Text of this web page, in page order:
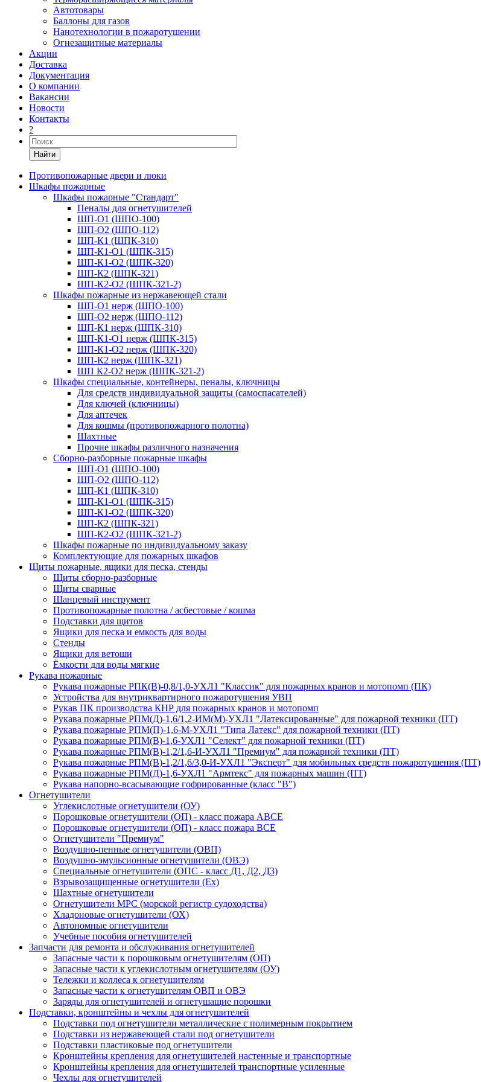
Автотовары
Баллоны для газов
Нанотехнологии в пожаротушении
Огнезащитные материалы
Акции
Доставка
Документация
О компании
Вакансии
Новости
Контакты
?
Найти
Противопожарные двери и люки
Шкафы пожарные
Шкафы пожарные "Стандарт"
Пеналы для огнетушителей
ШП-О1 (ШПО-100)
ШП-О2 (ШПО-112)
ШП-К1 (ШПК-310)
ШП-К1-О1 (ШПК-315)
ШП-К1-О2 (ШПК-320)
ШП-К2 (ШПК-321)
ШП-К2-О2 (ШПК-321-2)
Шкафы пожарные из нержавеющей стали
ШП-О1 нерж (ШПО-100)
ШП-О2 нерж (ШПО-112)
ШП-К1 нерж (ШПК-310)
ШП-К1-О1 нерж (ШПК-315)
ШП-К1-О2 нерж (ШПК-320)
ШП-К2 нерж (ШПК-321)
ШП К2-О2 нерж (ШПК-321-2)
Шкафы специальные, контейнеры, пеналы, ключницы
Для средств индивидуальной защиты (самоспасателей)
Для ключей (ключницы)
Для аптечек
Для кошмы (противопожарного полотна)
Шахтные
Прочие шкафы различного назначения
Сборно-разборные пожарные шкафы
ШП-О1 (ШПО-100)
ШП-О2 (ШПО-112)
ШП-К1 (ШПК-310)
ШП-К1-О1 (ШПК-315)
ШП-К1-О2 (ШПК-320)
ШП-К2 (ШПК-321)
ШП-К2-О2 (ШПК-321-2)
Шкафы пожарные по индивидуальному заказу
Комплектующие для пожарных шкафов
Щиты пожарные, ящики для песка, стенды
Щиты сборно-разборные
Щиты сварные
Шанцевый инструмент
Противопожарные полотна / асбестовые / кошма
Подставки для щитов
Ящики для песка и емкость для воды
Стенды
Ящики для ветоши
Ёмкости для воды мягкие
Рукава пожарные
Рукава пожарные РПК(В)-0,8/1,0-УХЛ1 "Классик" для пожарных кранов и мотопомп (ПК)
Устройства для внутриквартирного пожаротушения УВП
Рукав ПК производства КНР для пожарных кранов и мотопомп
Рукава пожарные РПМ(Д)-1,6/1,2-ИМ(M)-УХЛ1 "Латексированные" для пожарной техники (ПТ)
Рукава пожарные РПМ(П)-1,6-М-УХЛ1 "Типа Латекс" для пожарной техники (ПТ)
Рукава пожарные РПМ(В)-1,6-УХЛ1 "Селект" для пожарной техники (ПТ)
Рукава пожарные РПМ(В)-1,2/1,6-И-УХЛ1 "Премиум" для пожарной техники (ПТ)
Рукава пожарные РПМ(В)-1,2/1,6/3,0-И-УХЛ1 "Эксперт" для мобильных средств пожаротушения (ПТ)
Рукава пожарные РПМ(Д)-1,6-УХЛ1 "Армтекс" для пожарных машин (ПТ)
Рукава напорно-всасывающие гофрированные (класс "В")
Огнетушители
Углекислотные огнетушители (ОУ)
Порошковые огнетушители (ОП) - класс пожара АВСЕ
Порошковые огнетушители (ОП) - класс пожара ВСЕ
Огнетушители "Премиум"
Воздушно-пенные огнетушители (ОВП)
Воздушно-эмульсионные огнетушители (ОВЭ)
Специальные огнетушители (ОПС - класс Д1, Д2, Д3)
Взрывозащищенные огнетушители (Ex)
Шахтные огнетушители
Огнетушители МРС (морской регистр судоходства)
Хладоновые огнетушители (ОХ)
Автономные огнетушители
Учебные пособия огнетушителей
Запчасти для ремонта и обслуживания огнетушителей
Запасные части к порошковым огнетушителям (ОП)
Запасные части к углекислотным огнетушителям (ОУ)
Тележки и коллеса к огнетушителям
Запасные части к огнетушителям ОВП и ОВЭ
Заряды для огнетушителей и огнетушащие порошки
Подставки, кронштейны и чехлы для огнетушителей
Подставки под огнетушители металлические с полимерным покрытием
Подставки из нержавеющей стали под огнетушители
Подставки пластиковые под огнетушители
Кронштейны крепления для огнетушителей настенные и транспортные
Кронштейны крепления для огнетушителей транспортные усиленные
Чехлы для огнетушителей